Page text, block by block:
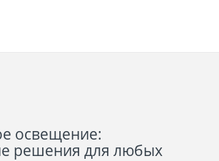
освещение:
решения для любых